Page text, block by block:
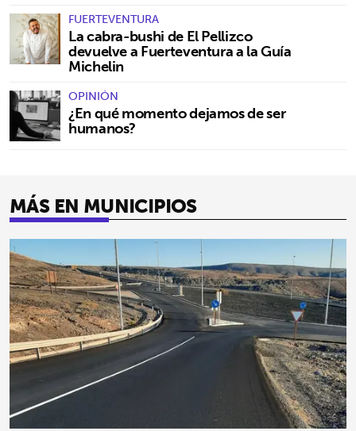
FUERTEVENTURA
La cabra-bushi de El Pellizco
devuelve a Fuerteventura a la Guía
Michelin
OPINIÓN
¿En qué momento dejamos de ser
humanos?
MÁS EN MUNICIPIOS